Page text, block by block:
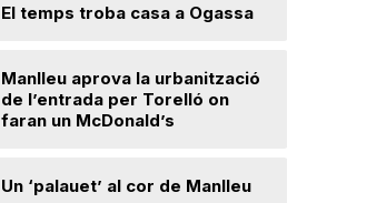
El temps troba casa a Ogassa
Manlleu aprova la urbanització
de l’entrada per Torelló on
faran un McDonald’s
Un ‘palauet’ al cor de Manlleu